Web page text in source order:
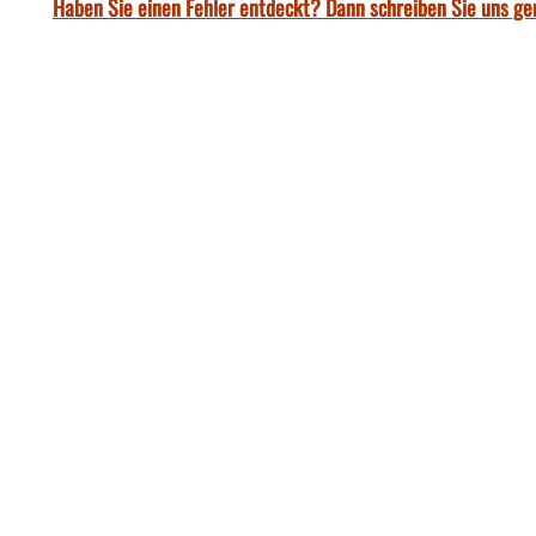
Haben Sie einen Fehler entdeckt? Dann schreiben Sie uns